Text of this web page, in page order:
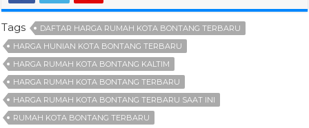
Tags
DAFTAR HARGA RUMAH KOTA BONTANG TERBARU
HARGA HUNIAN KOTA BONTANG TERBARU
HARGA RUMAH KOTA BONTANG KALTIM
HARGA RUMAH KOTA BONTANG TERBARU
HARGA RUMAH KOTA BONTANG TERBARU SAAT INI
RUMAH KOTA BONTANG TERBARU